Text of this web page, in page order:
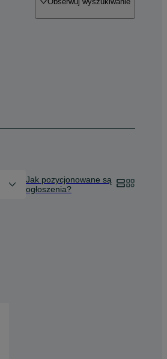
Jak pozycjonowane są
ogłoszenia?